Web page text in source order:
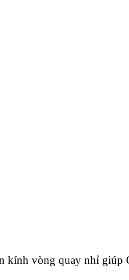
kính vòng quay nhỉ giúp